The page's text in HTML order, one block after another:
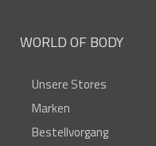
WORLD OF BODY
Unsere Stores
Marken
Bestellvorgang